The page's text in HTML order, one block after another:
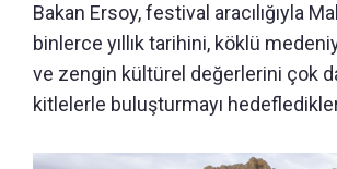
Bakan Ersoy, festival aracılığıyla
binlerce yıllık tarihini, köklü
ve zengin kültürel değerlerini çok
kitlelerle buluşturmayı